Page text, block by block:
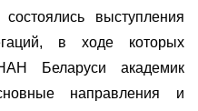
выступления
в ходе которых
Беларуси академик
направления и